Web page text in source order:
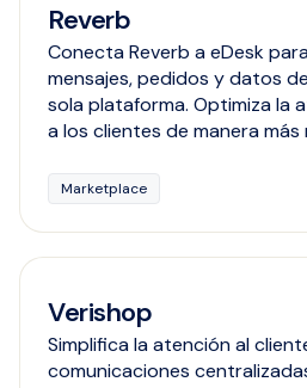
Reverb
Conecta Reverb a eDesk
mensajes, pedidos y datos
sola plataforma. Optimiza la
a los clientes de manera más
Marketplace
Verishop
Simplifica la atención al
comunicaciones